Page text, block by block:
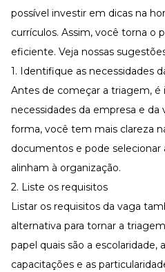
possível investir em dicas na
currículos. Assim, você torna o
eficiente. Veja nossas
1. Identifique as necessidades
Antes de começar a triagem,
necessidades da empresa e da
forma, você tem mais clareza
documentos e pode selecionar
alinham à organização.
2. Liste os requisitos
Listar os requisitos da vaga
alternativa para tornar a
papel quais são a escolaridade,
capacitações e as